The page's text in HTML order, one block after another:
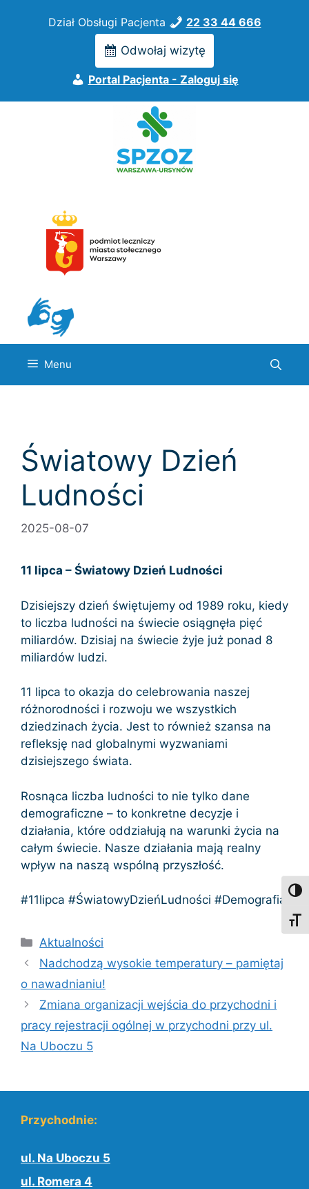
Dział Obsługi Pacjenta 22 33 44 666
Odwołaj wizytę
Portal Pacjenta - Zaloguj się
Menu
Światowy Dzień
Ludności
2025-08-07
11 lipca – Światowy Dzień Ludności
Dzisiejszy dzień świętujemy od 1989 roku, kiedy
to liczba ludności na świecie osiągnęła pięć
miliardów. Dzisiaj na świecie żyje już ponad 8
miliardów ludzi.
11 lipca to okazja do celebrowania naszej
różnorodności i rozwoju we wszystkich
dziedzinach życia. Jest to również szansa na
refleksję nad globalnymi wyzwaniami
dzisiejszego świata.
Rosnąca liczba ludności to nie tylko dane
demograficzne – to konkretne decyzje i
działania, które oddziałują na warunki życia na
całym świecie. Nasze działania mają realny
wpływ na naszą wspólną przyszłość.
#11lipca #ŚwiatowyDzieńLudności #Demografia
Kategorie
Aktualności
Nadchodzą wysokie temperatury – pamiętaj
o nawadnianiu!
Zmiana organizacji wejścia do przychodni i
pracy rejestracji ogólnej w przychodni przy ul.
Na Uboczu 5
Przychodnie:
ul. Na Uboczu 5
ul. Romera 4